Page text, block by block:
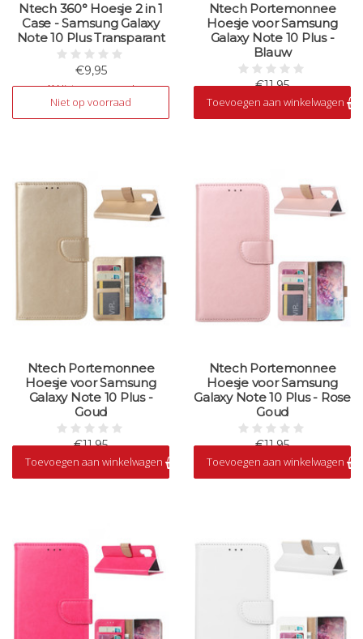
Ntech 360° Hoesje 2 in 1
Case - Samsung Galaxy
Note 10 Plus Transparant
€9,95
Niet op voorraad
Niet op voorraad
Ntech Portemonnee
Hoesje voor Samsung
Galaxy Note 10 Plus -
Blauw
€11,95
Op voorraad
Toevoegen aan winkelwagen
Ntech Portemonnee
Hoesje voor Samsung
Galaxy Note 10 Plus -
Goud
€11,95
Op voorraad
Toevoegen aan winkelwagen
Ntech Portemonnee
Hoesje voor Samsung
Galaxy Note 10 Plus - Rose
Goud
€11,95
Op voorraad
Toevoegen aan winkelwagen